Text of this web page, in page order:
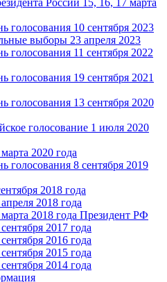
России 15, 16, 17 марта
голосования 10 сентября 2023
выборы 23 апреля 2023
голосования 11 сентября 2022
голосования 19 сентября 2021
голосования 13 сентября 2020
голосование 1 июля 2020
2020 года
голосования 8 сентября 2019
2018 года
2018 года
2018 года Президент РФ
2017 года
2016 года
2015 года
2014 года